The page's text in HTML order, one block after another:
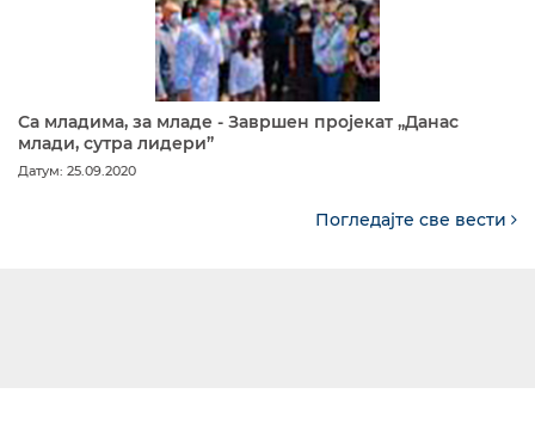
Са младима, за младе - Завршен пројекат „Данас
млади, сутра лидери”
Датум: 25.09.2020
Погледајте све вести